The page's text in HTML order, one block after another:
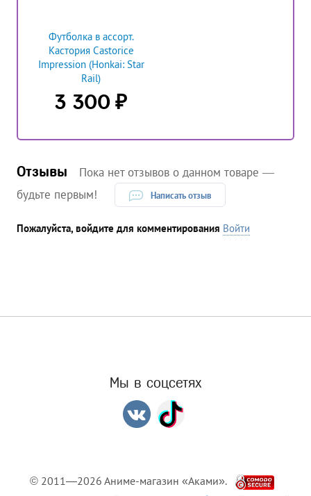
Футболка в ассорт.
Кастория Castorice
Impression (Honkai: Star
Rail)
3 300 ₽
Отзывы
Пока нет отзывов о данном товаре —
будьте первым!
Написать отзыв
Пожалуйста, войдите для комментирования Войти
Мы в соцсетях
© 2011—2026 Аниме-магазин «Аками».